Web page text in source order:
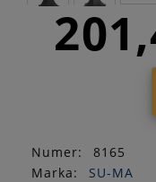
Numer:
8165
Marka:
SU-MA